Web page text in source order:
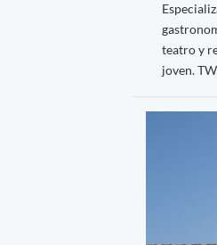
teatro y
joven.